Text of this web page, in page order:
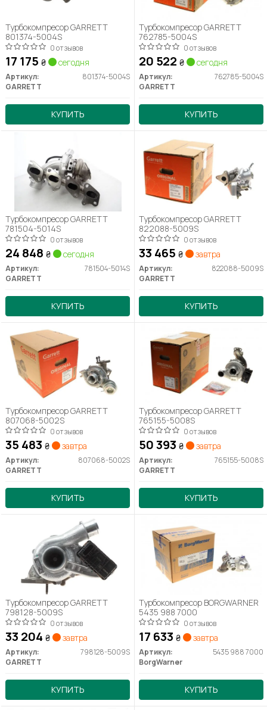
Турбокомпресор GARRETT
801374-5004S
0 отзывов
17 175 ₴ сегодня
Артикул:
801374-5004S
GARRETT
КУПИТЬ
Турбокомпресор GARRETT
762785-5004S
0 отзывов
20 522 ₴ сегодня
Артикул:
762785-5004S
GARRETT
КУПИТЬ
Турбокомпресор GARRETT
781504-5014S
0 отзывов
24 848 ₴ сегодня
Артикул:
781504-5014S
GARRETT
КУПИТЬ
Турбокомпресор GARRETT
822088-5009S
0 отзывов
33 465 ₴ завтра
Артикул:
822088-5009S
GARRETT
КУПИТЬ
Турбокомпресор GARRETT
807068-5002S
0 отзывов
35 483 ₴ завтра
Артикул:
807068-5002S
GARRETT
КУПИТЬ
Турбокомпресор GARRETT
765155-5008S
0 отзывов
50 393 ₴ завтра
Артикул:
765155-5008S
GARRETT
КУПИТЬ
Турбокомпресор GARRETT
798128-5009S
0 отзывов
33 204 ₴ завтра
Артикул:
798128-5009S
GARRETT
КУПИТЬ
Турбокомпресор BORGWARNER
5435 988 7000
0 отзывов
17 633 ₴ завтра
Артикул:
5435 988 7000
BorgWarner
КУПИТЬ